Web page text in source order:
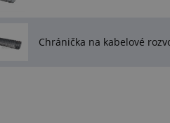
Chránička na kabelové